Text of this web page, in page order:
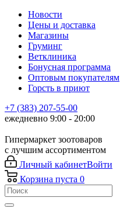
Новости
Цены и доставка
Магазины
Груминг
Ветклиника
Бонусная программа
Оптовым покупателям
Горсть в приют
+7 (383) 207-55-00
ежедневно 9:00 - 20:00
Гипермаркет зоотоваров
с лучшим ассортиментом
Личный кабинетВойти
Корзина пуста 0